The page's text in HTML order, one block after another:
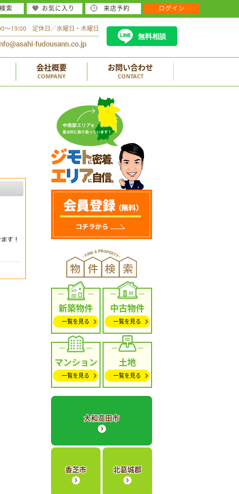
～19:00 定休日／水曜日・木曜日
無料相談
会社概要
COMPANY
お問い合わせ
CONTACT
新築物件
一覧を見る
中古物件
一覧を見る
マンション
一覧を見る
土地
一覧を見る
大和高田市
香芝市 北葛城郡
索 お気に入り 来店予約 ログイン